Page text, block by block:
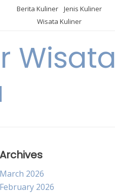
Berita Kuliner
Jenis Kuliner
Wisata Kuliner
Wisata
Archives
March 2026
February 2026